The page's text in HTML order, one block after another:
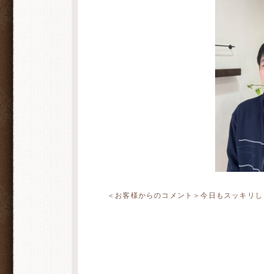
＜お客様からのコメント＞今日もスッキリ